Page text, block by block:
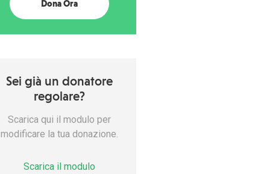
Dona Ora
Sei già un donatore
regolare?
Scarica qui il modulo per
modificare la tua donazione.
Scarica il modulo